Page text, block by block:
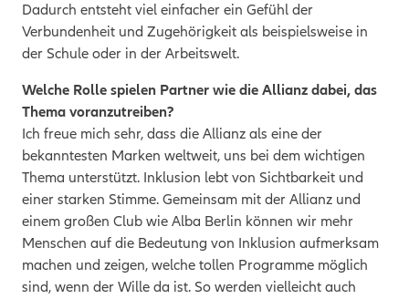
Dadurch entsteht viel einfacher ein Gefühl der
Verbundenheit und Zugehörigkeit als beispielsweise in
der Schule oder in der Arbeitswelt.
Welche Rolle spielen Partner wie die Allianz dabei, das
Thema voranzutreiben?
Ich freue mich sehr, dass die Allianz als eine der
bekanntesten Marken weltweit, uns bei dem wichtigen
Thema unterstützt. Inklusion lebt von Sichtbarkeit und
einer starken Stimme. Gemeinsam mit der Allianz und
einem großen Club wie Alba Berlin können wir mehr
Menschen auf die Bedeutung von Inklusion aufmerksam
machen und zeigen, welche tollen Programme möglich
sind, wenn der Wille da ist. So werden vielleicht auch